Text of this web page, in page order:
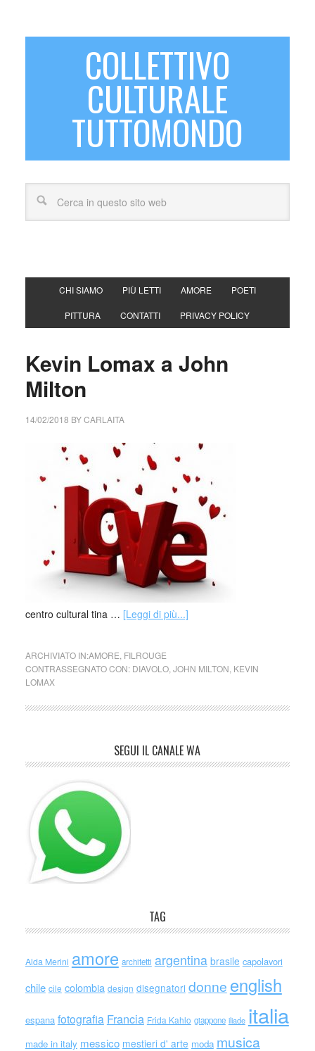
COLLETTIVO
CULTURALE
TUTTOMONDO
CHI SIAMO PIÙ LETTI AMORE POETI
PITTURA CONTATTI PRIVACY POLICY
Kevin Lomax a John
Milton
14/02/2018 BYCARLAITA
centro cultural tina … [Leggi di più...]
ARCHIVIATO IN:AMORE FILROUGE
CONTRASSEGNATO CON: DIAVOLO, JOHN MILTON KEVIN
LOMAX
SEGUI IL CANALE WA
TAG
Alda Merini amore architetti argentina brasile capolavori
chile cile colombia design disegnatori donne english
espana fotografia Francia Frida Kahlo giappone iliade italia
made in italy messico mestieri d' arte moda musica